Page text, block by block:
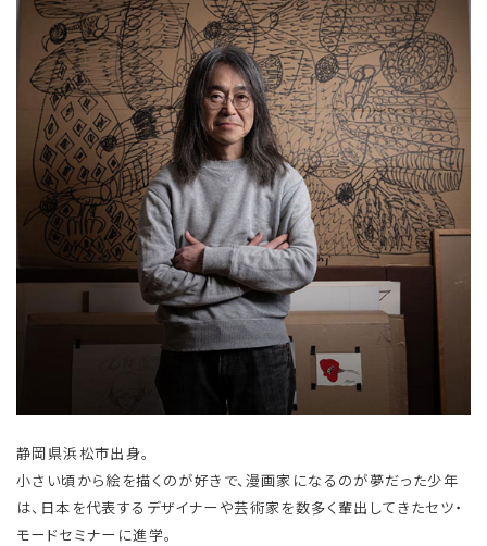
静岡県浜松市出身。
小さい頃から絵を描くのが好きで、漫画家になるのが夢だった少年
は、日本を代表するデザイナーや芸術家を数多く輩出してきたセツ・
モードセミナーに進学。